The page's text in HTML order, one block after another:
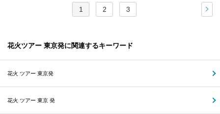
1 2 3
花火ツアー 東京発に関連するキーワード
花火 ツアー 東京発
花火 ツアー 東京 発